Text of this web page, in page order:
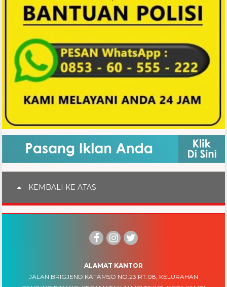
KEMBALI KE ATAS
ALAMAT KANTOR
JALAN BRIGJEND KATAMSO NO.23 RT.08, KELURAHAN